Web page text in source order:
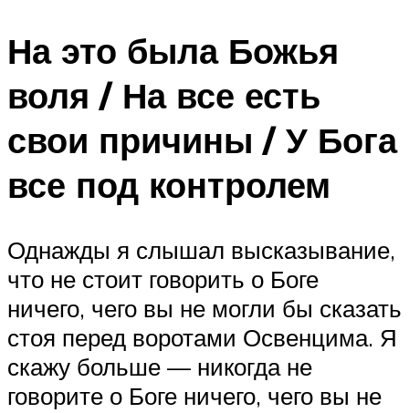
На это была Божья
воля / На все есть
свои причины / У Бога
все под контролем
Однажды я слышал высказывание,
что не стоит говорить о Боге
ничего, чего вы не могли бы сказать
стоя перед воротами Освенцима. Я
скажу больше — никогда не
говорите о Боге ничего, чего вы не